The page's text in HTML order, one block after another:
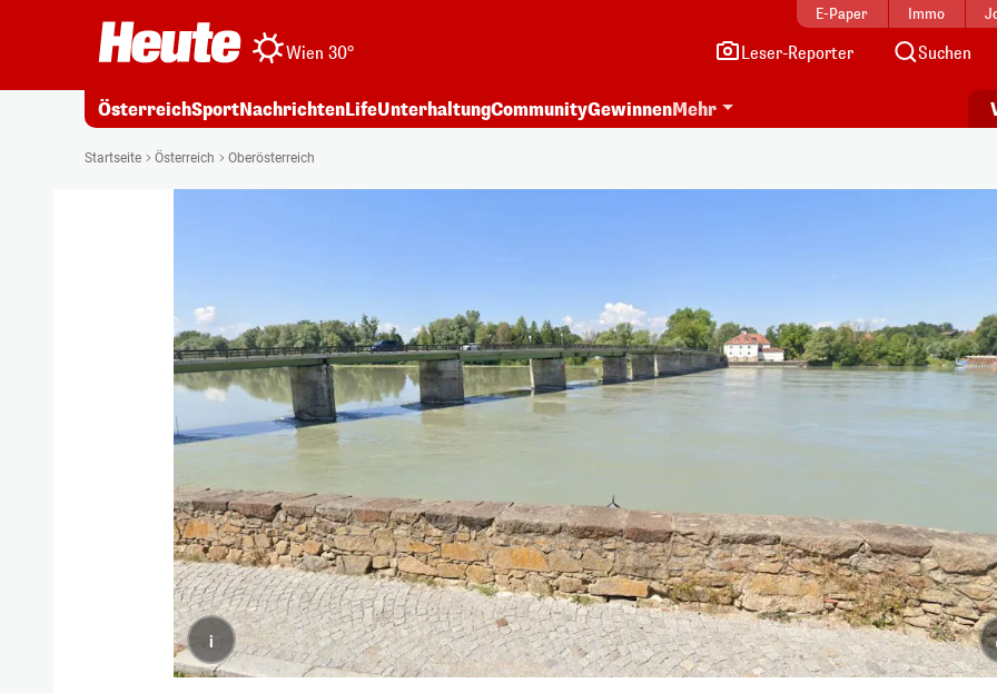
E-Paper Immo
Wien 30° Leser-Reporter Suchen
ÖsterreichSportNachrichtenLifeUnterhaltungCommunityGewinnenMehr
Startseite Österreich Oberösterreich
i